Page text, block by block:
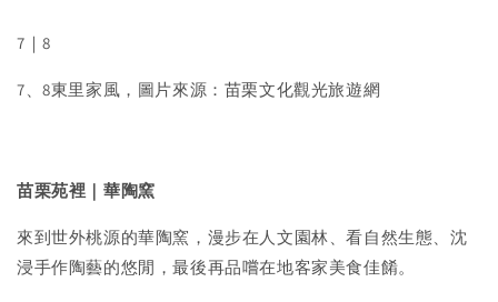
7｜8
7、8東里家風，圖片來源：苗栗文化觀光旅遊網
苗栗苑裡｜華陶窯
來到世外桃源的華陶窯，漫步在人文園林、看自然生態、沈
浸手作陶藝的悠閒，最後再品嚐在地客家美食佳餚。